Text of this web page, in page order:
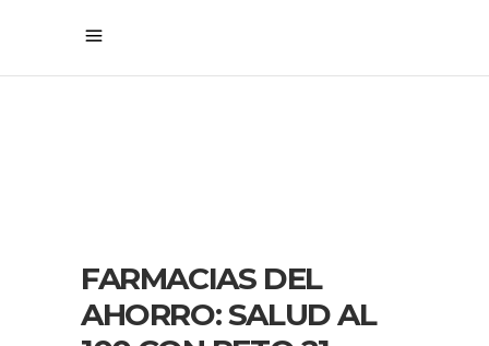
FARMACIAS DEL
AHORRO: SALUD AL